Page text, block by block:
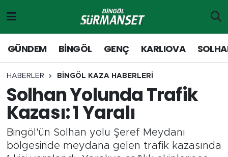
GÜNDEM BİNGÖL GENÇ KARLIOVA
HABERLER BİNGÖL KAZA HABERLERİ
Solhan Yolunda Trafik
Kazası: 1 Yaralı
Bingöl'ün Solhan yolu Şeref Meydanı
bölgesinde meydana gelen trafik kazasında
Genç
Solhan
Karlıova
Adaklı-Kiğı
Merkez Hava Durumu
Merkez Trafik Yoğunluk Haritası
Süper Lig Puan Durumu ve Fikstür
Tüm Manşetler